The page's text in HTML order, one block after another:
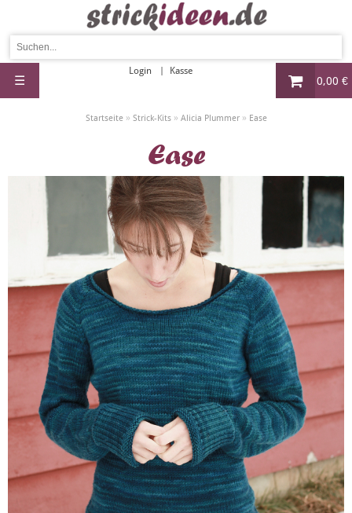
0,00 €
Login Kasse
☰
Startseite» Strick-Kits» Alicia Plummer» Ease
Ease